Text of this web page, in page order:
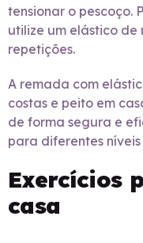
tensionar o pescoço.
utilize um elástico de
repetições.
A remada com
costas e peito em
de forma segura e
para diferentes
Exercícios
casa